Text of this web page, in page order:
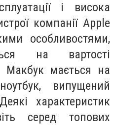
і висока
компанії Apple
особливостями,
на вартості
Макбук мається на
випущений
Деякі характеристик
серед топових